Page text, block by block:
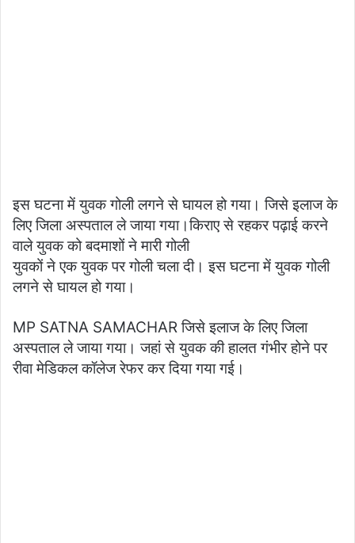
इस घटना में युवक गोली लगने से घायल हो गया। जिसे इलाज के
लिए जिला अस्पताल ले जाया गया।किराए से रहकर पढ़ाई करने
वाले युवक को बदमाशों ने मारी गोली
युवकों ने एक युवक पर गोली चला दी। इस घटना में युवक गोली
लगने से घायल हो गया।
MP SATNA SAMACHAR जिसे इलाज के लिए जिला
अस्पताल ले जाया गया। जहां से युवक की हालत गंभीर होने पर
रीवा मेडिकल कॉलेज रेफर कर दिया गया गई।